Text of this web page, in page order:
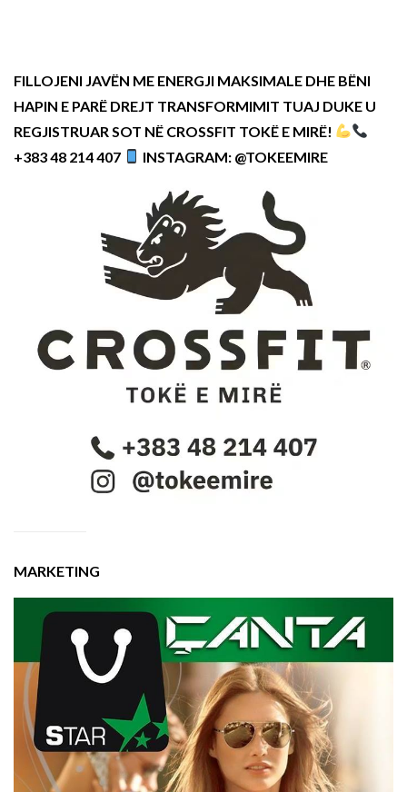
FILLOJENI JAVËN ME ENERGJI MAKSIMALE DHE BËNI
HAPIN E PARË DREJT TRANSFORMIMIT TUAJ DUKE U
REGJISTRUAR SOT NË CROSSFIT TOKË E MIRË!
+383 48 214 407
INSTAGRAM: @TOKEEMIRE
MARKETING